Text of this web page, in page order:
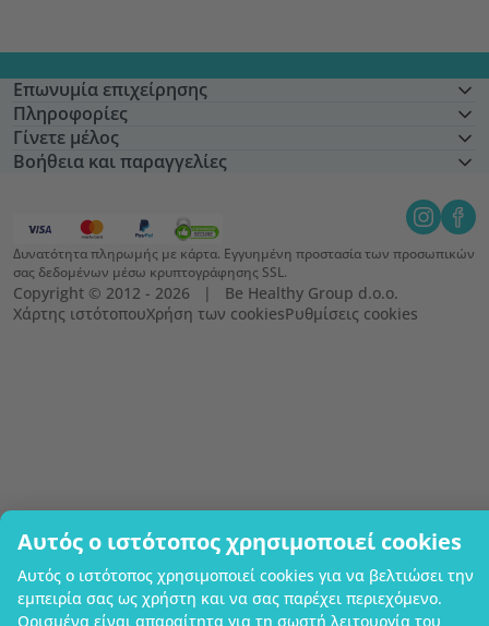
Αυτός ο ιστότοπος χρησιμοποιεί cookies
Αυτός ο ιστότοπος χρησιμοποιεί cookies για να βελτιώσει την
εμπειρία σας ως χρήστη και να σας παρέχει περιεχόμενο.
Ορισμένα είναι απαραίτητα για τη σωστή λειτουργία του
Επωνυμία επιχείρησης
Πληροφορίες
Γίνετε μέλος
Βοήθεια και παραγγελίες
Δυνατότητα πληρωμής με κάρτα. Εγγυημένη προστασία των προσωπικών
σας δεδομένων μέσω κρυπτογράφησης SSL.
Copyright © 2012 - 2026   |   Be Healthy Group d.o.o.
Χάρτης ιστότοπουΧρήση των cookiesΡυθμίσεις cookies